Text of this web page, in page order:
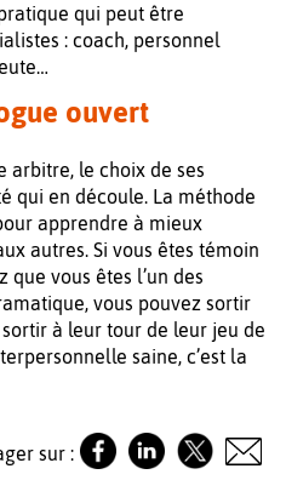
qui peut être
: coach, personnel
ouvert
arbitre, le choix de ses
qui en découle. La méthode
apprendre à mieux
autres. Si vous êtes témoin
que vous êtes l’un des
vous pouvez sortir
à leur tour de leur jeu de
saine, c’est la
sur :